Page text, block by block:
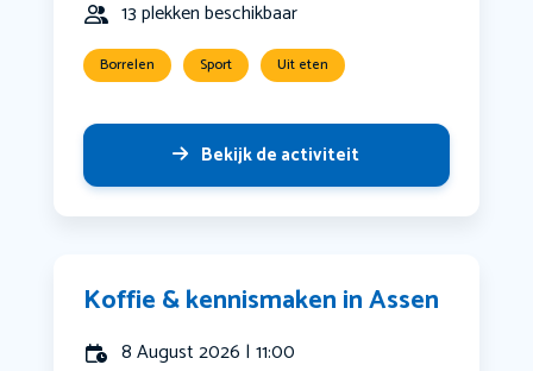
13 plekken beschikbaar
Borrelen Sport Uit eten
Bekijk de activiteit
Koffie & kennismaken in Assen
8 August 2026 | 11:00